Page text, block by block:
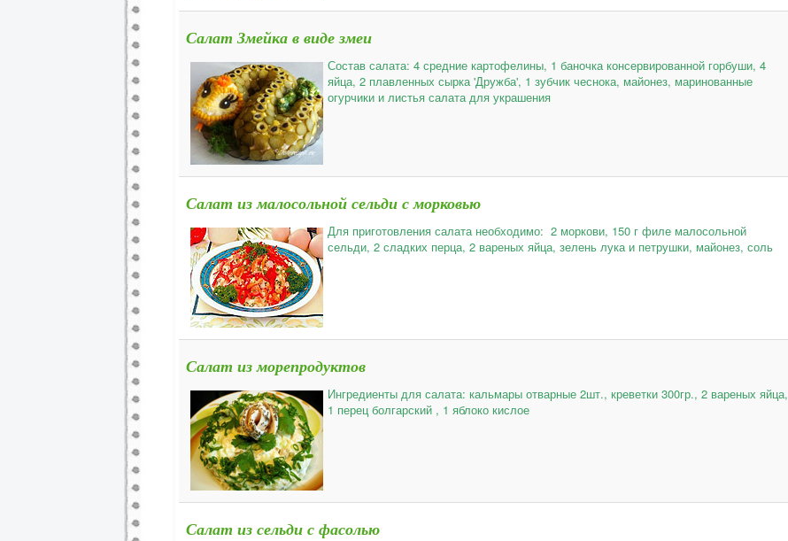
Салат Змейка в виде змеи
Состав салата: 4 средние картофелины, 1 баночка консервированной горбуши, 4
яйца, 2 плавленных сырка 'Дружба', 1 зубчик чеснока, майонез, маринованные
огурчики и листья салата для украшения
Салат из малосольной сельди с морковью
Для приготовления салата необходимо: 2 моркови, 150 г филе малосольной
сельди, 2 сладких перца, 2 вареных яйца, зелень лука и петрушки, майонез, соль
Салат из морепродуктов
Ингредиенты для салата: кальмары отварные 2шт., креветки 300гр., 2 вареных яйца,
1 перец болгарский , 1 яблоко кислое
Салат из сельди с фасолью